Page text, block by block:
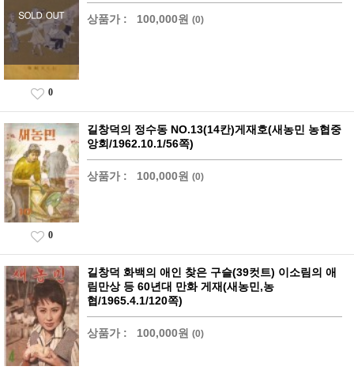
상품가 : 100,000원 (0)
0
길창덕의 정수동 NO.13(14칸)게재호(새농민 농협중
앙회/1962.10.1/56쪽)
상품가 : 100,000원 (0)
0
길창덕 화백의 애인 찾은 구슬(39컷트) 이소림의 애
림만상 등 60년대 만화 게재(새농민,농
협/1965.4.1/120쪽)
상품가 : 100,000원 (0)